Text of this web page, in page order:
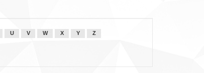
U V W X Y Z